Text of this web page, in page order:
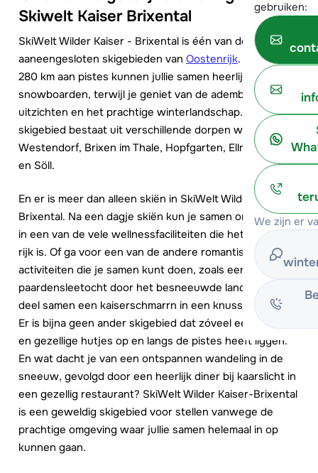
gebruiken:
We zijn er
Skiwelt Kaiser Brixental
SkiWelt Wilder Kaiser - Brixental is één van de grootste
aaneengesloten skigebieden van Oostenrijk. Met ruim
280 km aan pistes kunnen jullie samen heerlijk skiën of
snowboarden, terwijl je geniet van de adembenemende
uitzichten en het prachtige winterlandschap. Het
skigebied bestaat uit verschillende dorpen waaronder:
Westendorf, Brixen im Thale, Hopfgarten, Ellmau, Itter
en Söll.
En er is meer dan alleen skiën in SkiWelt Wilder Kaiser-
Brixental. Na een dagje skiën kun je samen ontspannen
in een van de vele wellnessfaciliteiten die het skigebied
rijk is. Of ga voor een van de andere romantische
activiteiten die je samen kunt doen, zoals een
paardensleetocht door het besneeuwde landschap. Of
deel samen een kaiserschmarrn in een knusse berghut.
Er is bijna geen ander skigebied dat zóveel eettentjes
en gezellige hutjes op en langs de pistes heeft liggen.
En wat dacht je van een ontspannen wandeling in de
sneeuw, gevolgd door een heerlijk diner bij kaarslicht in
een gezellig restaurant? SkiWelt Wilder Kaiser-Brixental
is een geweldig skigebied voor stellen vanwege de
prachtige omgeving waar jullie samen helemaal in op
kunnen gaan.